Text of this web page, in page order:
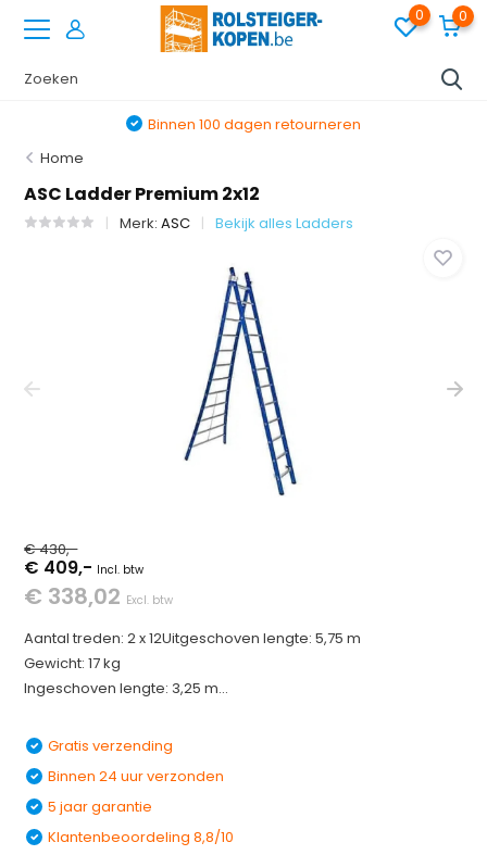
0 0
Binnen 100 dagen retourneren
Home
ASC Ladder Premium 2x12
Merk:ASC Bekijk alles Ladders
€ 430,-
€ 409,- Incl. btw
€ 338,02 Excl. btw
Aantal treden: 2 x 12Uitgeschoven lengte: 5,75 m
Gewicht: 17 kg
Ingeschoven lengte: 3,25 m...
Gratis verzending
Binnen 24 uur verzonden
5 jaar garantie
Klantenbeoordeling 8,8/10